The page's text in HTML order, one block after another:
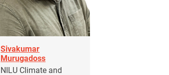
Sivakumar
Murugadoss
NILU Climate and